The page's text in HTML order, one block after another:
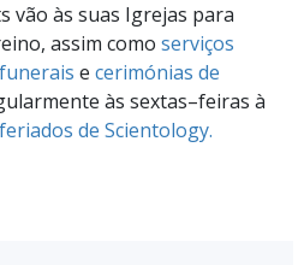
vão às suas Igrejas para
assim como serviços
funerais e cerimónias de
às sextas–feiras à
feriados de Scientology.